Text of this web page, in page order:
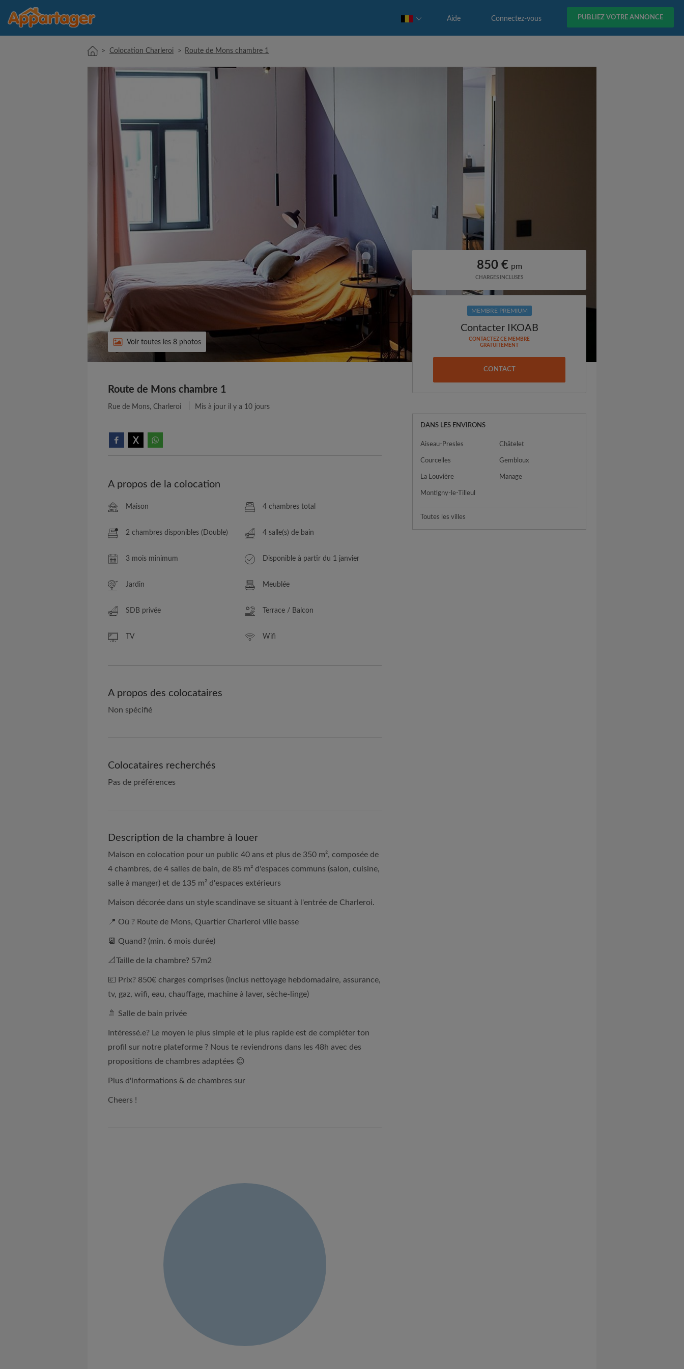
PUBLIEZ VOTRE ANNONCE
Connectez-vous
Aide
> Colocation Charleroi > Route de Mons chambre 1
Voir toutes les 8 photos
Route de Mons chambre 1
Rue de Mons, Charleroi Mis à jour il y a 10 jours
A propos de la colocation
Maison 4 chambres total
2 chambres disponibles (Double) 4 salle(s) de bain
3 mois minimum Disponible à partir du 1 janvier
Jardin Meublée
SDB privée Terrace / Balcon
TV Wifi
A propos des colocataires
Non spécifié
Colocataires recherchés
Pas de préférences
Description de la chambre à louer
Maison en colocation pour un public 40 ans et plus de 350 m², composée de
4 chambres, de 4 salles de bain, de 85 m² d'espaces communs (salon, cuisine,
salle à manger) et de 135 m² d'espaces extérieurs
Maison décorée dans un style scandinave se situant à l'entrée de Charleroi.
📍 Où ? Route de Mons, Quartier Charleroi ville basse
📆 Quand? (min. 6 mois durée)
📐Taille de la chambre? 57m2
💶 Prix? 850€ charges comprises (inclus nettoyage hebdomadaire, assurance,
tv, gaz, wifi, eau, chauffage, machine à laver, sèche-linge)
🚿 Salle de bain privée
Intéressé.e? Le moyen le plus simple et le plus rapide est de compléter ton
profil sur notre plateforme ? Nous te reviendrons dans les 48h avec des
propositions de chambres adaptées 😊
Plus d'informations & de chambres sur
Cheers !
850 € pm
CHARGES INCLUSES
MEMBRE PREMIUM
Contacter IKOAB
CONTACTEZ CE MEMBRE
GRATUITEMENT
CONTACT
DANS LES ENVIRONS
Aiseau-Presles Châtelet
Courcelles Gembloux
La Louvière Manage
Montigny-le-Tilleul
Toutes les villes